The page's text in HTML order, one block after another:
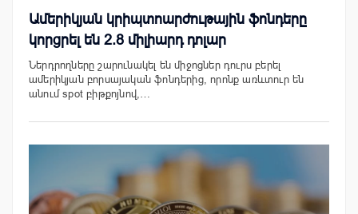
Ամերիկյան կրիպտոարժութային ֆոնդերը
կորցրել են 2.8 միլիարդ դոլար
Ներդրողները շարունակել են միջոցներ դուրս բերել
ամերիկյան բորսայական ֆոնդերից, որոնք առևտուր են
անում spot բիթքոյնով,…